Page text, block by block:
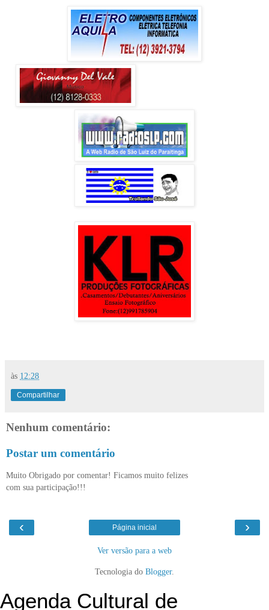
às 12:28
Compartilhar
Nenhum comentário:
Postar um comentário
Muito Obrigado por comentar! Ficamos muito felizes
com sua participação!!!
‹ ›
Página inicial
Ver versão para a web
Tecnologia do Blogger.
Agenda Cultural de